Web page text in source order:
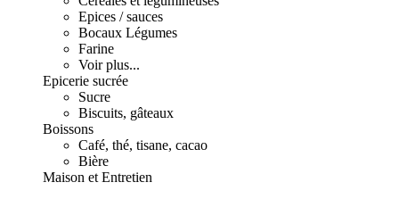
Epices / sauces
Bocaux Légumes
Farine
Voir plus...
Epicerie sucrée
Sucre
Biscuits, gâteaux
Boissons
Café, thé, tisane, cacao
Bière
Maison et Entretien